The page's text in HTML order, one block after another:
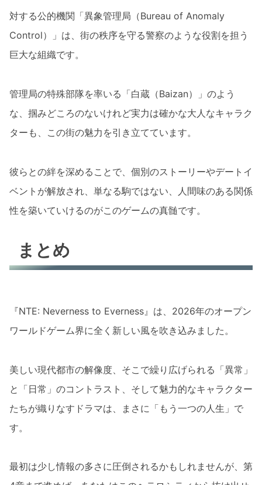
対する公的機関「異象管理局（Bureau of Anomaly
Control）」は、街の秩序を守る警察のような役割を担う
巨大な組織です。
管理局の特殊部隊を率いる「白蔵（Baizan）」のよう
な、掴みどころのないけれど実力は確かな大人なキャラク
ターも、この街の魅力を引き立てています。
彼らとの絆を深めることで、個別のストーリーやデートイ
ベントが解放され、単なる駒ではない、人間味のある関係
性を築いていけるのがこのゲームの真髄です。
まとめ
『NTE: Neverness to Everness』は、2026年のオープン
ワールドゲーム界に全く新しい風を吹き込みました。
美しい現代都市の解像度、そこで繰り広げられる「異常」
と「日常」のコントラスト、そして魅力的なキャラクター
たちが織りなすドラマは、まさに「もう一つの人生」で
す。
最初は少し情報の多さに圧倒されるかもしれませんが、第